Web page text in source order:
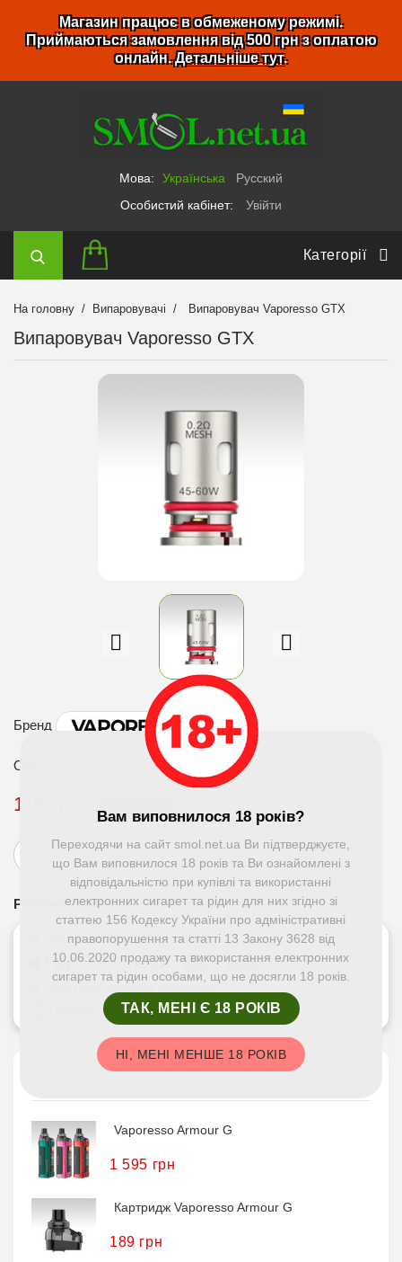
Магазин працює в обмеженому режимі.
Приймаються замовлення від 500 грн з оплатою
онлайн.Детальніше тут.
Мова: Українська
Русский
Особистий кабінет:
Увійти
Категорії
На головну Випаровувачі Випаровувач Vaporesso GTX
Випаровувач Vaporesso GTX
Бренд
Опір
115 грн
Рейтинг: (прочитати один відгук)
Доступні способи оплати:
Доступні служби доставки:
Vaporesso Armour G
1 595 грн
Картридж Vaporesso Armour G
189 грн
Вам виповнилося 18 років?
Переходячи на сайт smol.net.ua Ви підтверджуєте,
що Вам виповнилося 18 років та Ви ознайомлені з
відповідальністю при купівлі та використанні
електронних сигарет та рідин для них згідно зі
статтею 156 Кодексу України про адміністративні
правопорушення та статті 13 Закону 3628 від
10.06.2020 продажу та використання електронних
сигарет та рідин особами, що не досягли 18 років.
ТАК, МЕНІ Є 18 РОКІВ
НІ, МЕНІ МЕНШЕ 18 РОКІВ